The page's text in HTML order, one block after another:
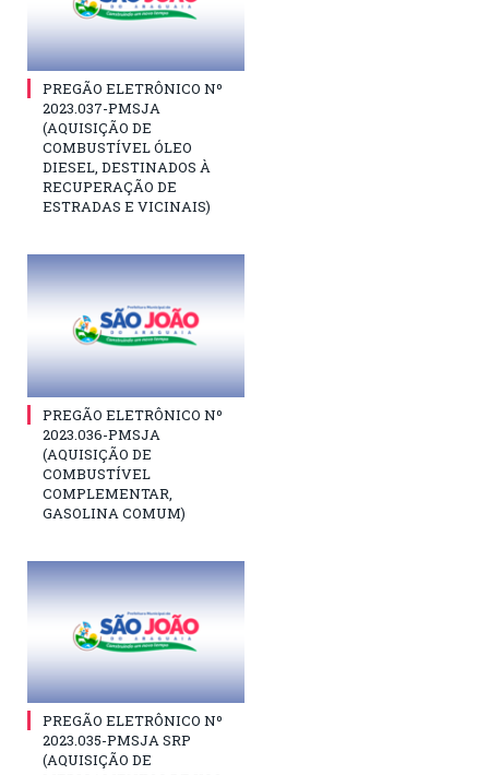
PREGÃO ELETRÔNICO Nº
2023.037-PMSJA
(AQUISIÇÃO DE
COMBUSTÍVEL ÓLEO
DIESEL, DESTINADOS À
RECUPERAÇÃO DE
ESTRADAS E VICINAIS)
PREGÃO ELETRÔNICO Nº
2023.036-PMSJA
(AQUISIÇÃO DE
COMBUSTÍVEL
COMPLEMENTAR,
GASOLINA COMUM)
PREGÃO ELETRÔNICO Nº
2023.035-PMSJA SRP
(AQUISIÇÃO DE